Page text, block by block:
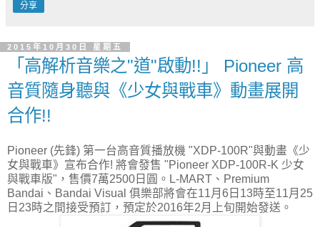
分享
2015年10月30日 星期五
「高解析音樂之"道"啟動!!」 Pioneer 高
音質隨身聽與《少女與戰車》動畫展開
合作!!
Pioneer (先鋒) 第一台高音質播放機 "XDP-100R"與動畫《少
女與戰車》宣布合作! 將會發售 "Pioneer XDP-100R-K 少女
與戰車版"，售價7萬2500日圓。L-MART、Premium
Bandai、Bandai Visual 俱樂部將會在11月6日13時至11月25
日23時之間接受預訂，預定於2016年2月上旬開始發送。